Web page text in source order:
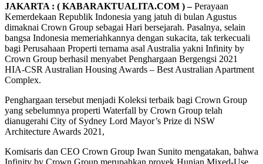
JAKARTA : ( KABARAKTUALITA.COM ) –Perayaan
Kemerdekaan Republik Indonesia yang jatuh di bulan Agustus
dimaknai Crown Group sebagai Hari bersejarah. Pasalnya, selain
bangsa Indonesia memeriahkannya dengan sukacita, tak terkecuali
bagi Perusahaan Properti ternama asal Australia yakni Infinity by
Crown Group berhasil menyabet Penghargaan Bergengsi 2021
HIA-CSR Australian Housing Awards – Best Australian Apartment
Complex.
Penghargaan tersebut menjadi Koleksi terbaik bagi Crown Group
yang sebelumnya properti Waterfall by Crown Group telah
dianugerahi City of Sydney Lord Mayor’s Prize di NSW
Architecture Awards 2021,
Komisaris dan CEO Crown Group Iwan Sunito mengatakan, bahwa
Infinity by Crown Group merupahkan proyek Hunian Mixed-Use